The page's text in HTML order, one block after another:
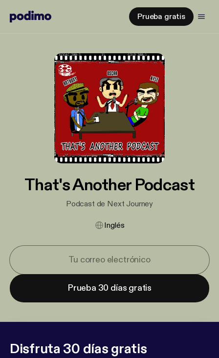
Prueba gratis
That's Another Podcast
Podcast de Next Journey
Inglés
Prueba 30 días gratis
Disfruta 30 días gratis